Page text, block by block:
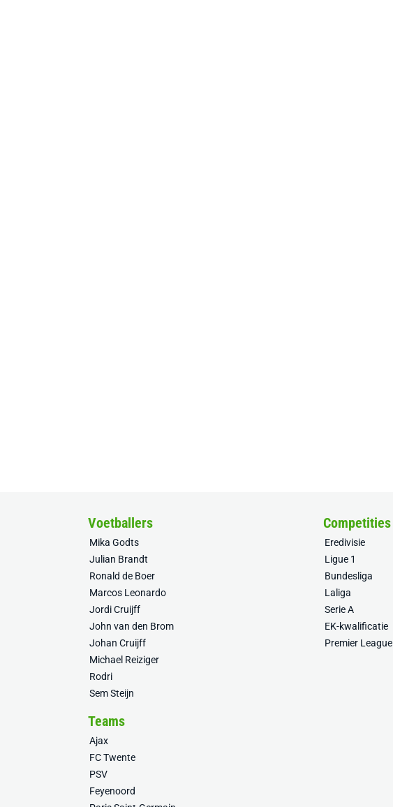
Voetballers
Mika Godts
Julian Brandt
Ronald de Boer
Marcos Leonardo
Jordi Cruijff
John van den Brom
Johan Cruijff
Michael Reiziger
Rodri
Sem Steijn
Competities
Eredivisie
Ligue 1
Bundesliga
Laliga
Serie A
EK-kwalificatie
Premier League
Teams
Ajax
FC Twente
PSV
Feyenoord